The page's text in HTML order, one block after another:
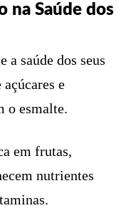
na Saúde dos
saúde dos seus
e
o esmalte.
em frutas,
nutrientes